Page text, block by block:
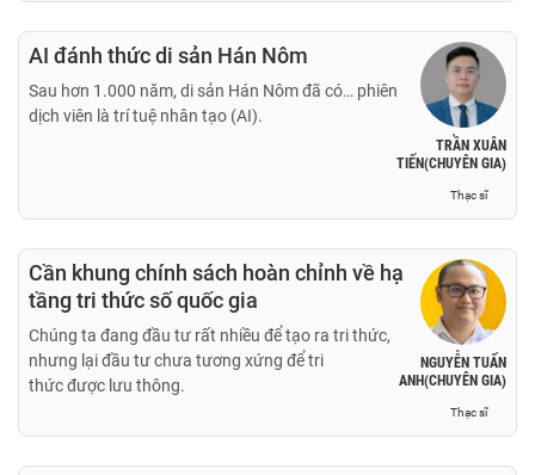
TRẦN XUÂN
TIẾN(CHUYÊN GIA)
Thạc sĩ
AI đánh thức di sản Hán Nôm
Sau hơn 1.000 năm, di sản Hán Nôm đã có… phiên
dịch viên là trí tuệ nhân tạo (AI).
NGUYỄN TUẤN
ANH(CHUYÊN GIA)
Thạc sĩ
Cần khung chính sách hoàn chỉnh về hạ
tầng tri thức số quốc gia
Chúng ta đang đầu tư rất nhiều để tạo ra tri thức,
nhưng lại đầu tư chưa tương xứng để tri
thức được lưu thông.